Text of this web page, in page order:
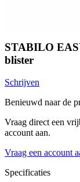
STABILO
blister
Schrijven
Benieuwd naar de
Vraag direct een
account aan.
Vraag een account
Specificaties